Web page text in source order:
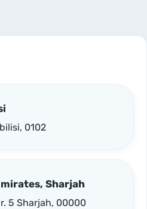
0102
Sharjah
5 Sharjah, 00000